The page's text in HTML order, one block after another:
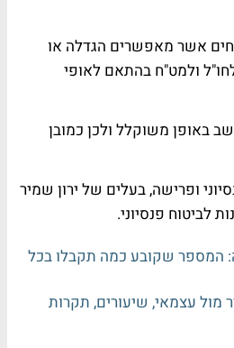
אשר מאפשרים הגדלה או
ולמט"ח בהתאם לאופי
באופן משוקלל ולכן כמובן
ופרישה, בעלים של ירון שמיר
לביטוח פנסיוני.
המספר שקובע כמה תקבלו בכל
מול עצמאי, שיעורים, תקרות